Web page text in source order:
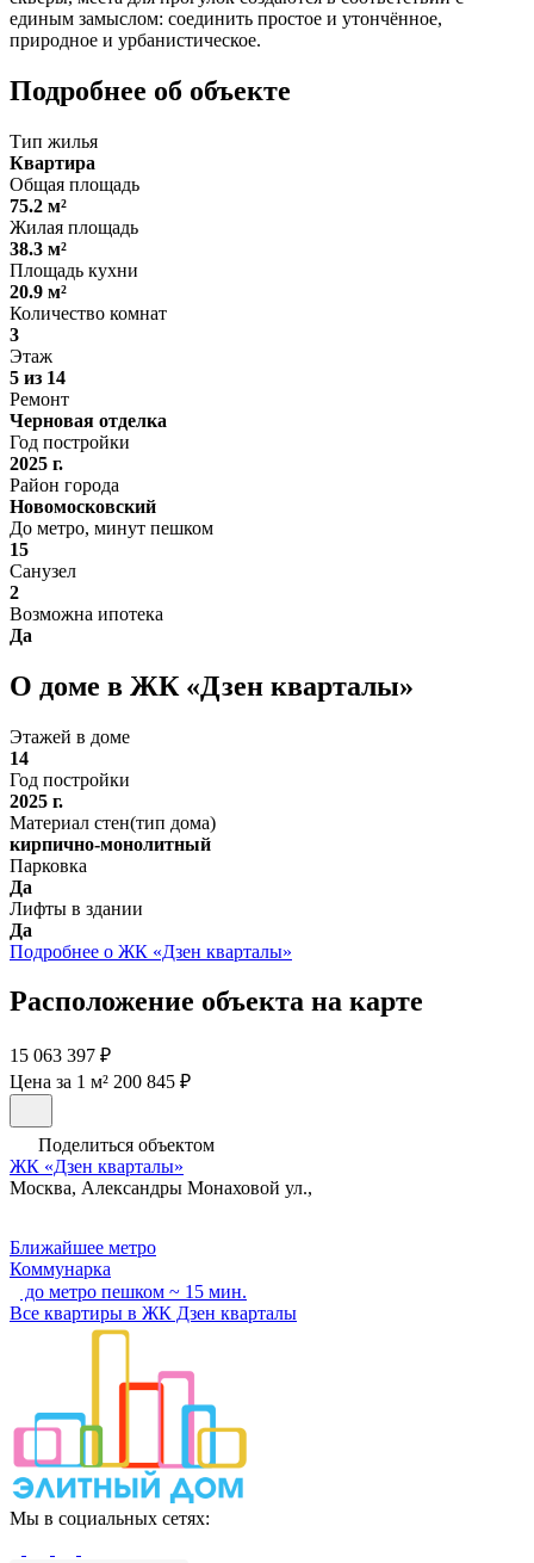
единым замыслом: соединить простое и утончённое,
природное и урбанистическое.
Подробнее об объекте
Тип жилья
Квартира
Общая площадь
75.2 м²
Жилая площадь
38.3 м²
Площадь кухни
20.9 м²
Количество комнат
3
Этаж
5 из 14
Ремонт
Черновая отделка
Год постройки
2025 г.
Район города
Новомосковский
До метро, минут пешком
15
Санузел
2
Возможна ипотека
Да
О доме в ЖК «Дзен кварталы»
Этажей в доме
14
Год постройки
2025 г.
Материал стен(тип дома)
кирпично-монолитный
Парковка
Да
Лифты в здании
Да
Подробнее о ЖК «Дзен кварталы»
Расположение объекта на карте
15 063 397 ₽
Цена за 1 м² 200 845 ₽
Поделиться объектом
ЖК «Дзен кварталы»
Москва, Александры Монаховой ул.,
Ближайшее метро
Коммунарка
до метро пешком ~ 15 мин.
Все квартиры в ЖК Дзен кварталы
Мы в социальных сетях: